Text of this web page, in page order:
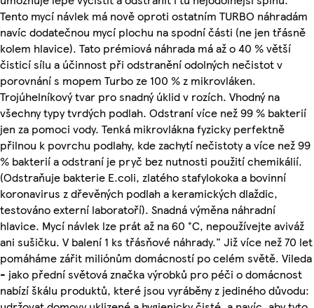
Tento mycí návlek má nově oproti ostatním TURBO náhradám
navíc dodatečnou mycí plochu na spodní části (ne jen třásně
kolem hlavice). Tato prémiová náhrada má až o 40 % větší
čisticí sílu a účinnost při odstranění odolných nečistot v
porovnání s mopem Turbo ze 100 % z mikrovláken.
Trojúhelníkový tvar pro snadný úklid v rozích. Vhodný na
všechny typy tvrdých podlah. Odstraní více než 99 % bakterií
jen za pomoci vody. Tenká mikrovlákna fyzicky perfektně
přilnou k povrchu podlahy, kde zachytí nečistoty a více než 99
% bakterií a odstraní je pryč bez nutnosti použití chemikálií.
(Odstraňuje bakterie E.coli, zlatého stafylokoka a bovinní
koronavirus z dřevěných podlah a keramických dlaždic,
testováno externí laboratoří). Snadná výměna náhradní
hlavice. Mycí návlek lze prát až na 60 °C, nepoužívejte aviváž
ani sušičku. V balení 1 ks třásňové náhrady." Již více než 70 let
pomáháme zářit miliónům domácností po celém světě. Vileda
- jako přední světová značka výrobků pro péči o domácnost
nabízí škálu produktů, které jsou vyráběny z jediného důvodu: